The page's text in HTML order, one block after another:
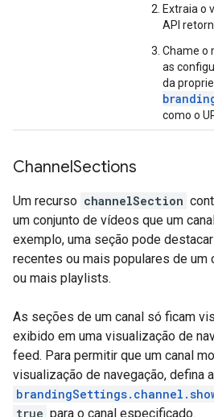
Extraia o
API
Chame o
as
da
como o
ChannelSections
Um recurso channelSection
um conjunto de vídeos que um
exemplo, uma seção pode
recentes ou mais populares de um
ou mais playlists.
As seções de um canal só ficam
exibido em uma visualização de
feed. Para permitir que um canal
visualização de navegação, defina
true para o canal especificado.